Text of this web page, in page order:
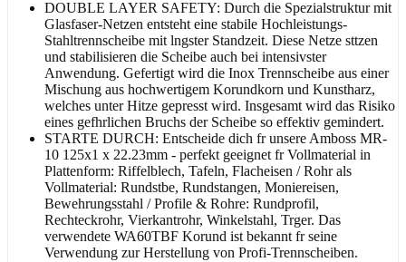
DOUBLE LAYER SAFETY: Durch die Spezialstruktur mit
Glasfaser-Netzen entsteht eine stabile Hochleistungs-
Stahltrennscheibe mit lngster Standzeit. Diese Netze sttzen
und stabilisieren die Scheibe auch bei intensivster
Anwendung. Gefertigt wird die Inox Trennscheibe aus einer
Mischung aus hochwertigem Korundkorn und Kunstharz,
welches unter Hitze gepresst wird. Insgesamt wird das Risiko
eines gefhrlichen Bruchs der Scheibe so effektiv gemindert.
STARTE DURCH: Entscheide dich fr unsere Amboss MR-
10 125x1 x 22.23mm - perfekt geeignet fr Vollmaterial in
Plattenform: Riffelblech, Tafeln, Flacheisen / Rohr als
Vollmaterial: Rundstbe, Rundstangen, Moniereisen,
Bewehrungsstahl / Profile & Rohre: Rundprofil,
Rechteckrohr, Vierkantrohr, Winkelstahl, Trger. Das
verwendete WA60TBF Korund ist bekannt fr seine
Verwendung zur Herstellung von Profi-Trennscheiben.